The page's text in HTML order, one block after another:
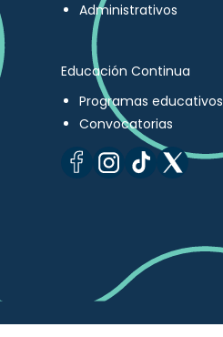
Administrativos
Educación Continua
Programas educativos
Convocatorias